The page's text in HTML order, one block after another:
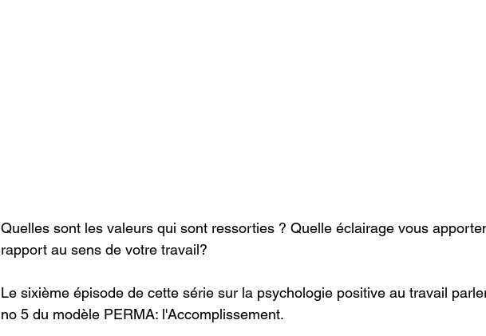
Quelles sont les valeurs qui sont ressorties ? Quelle éclairage vous
rapport au sens de votre travail?
Le sixième épisode de cette série sur la psychologie positive au travail
no 5 du modèle PERMA: l'Accomplissement.